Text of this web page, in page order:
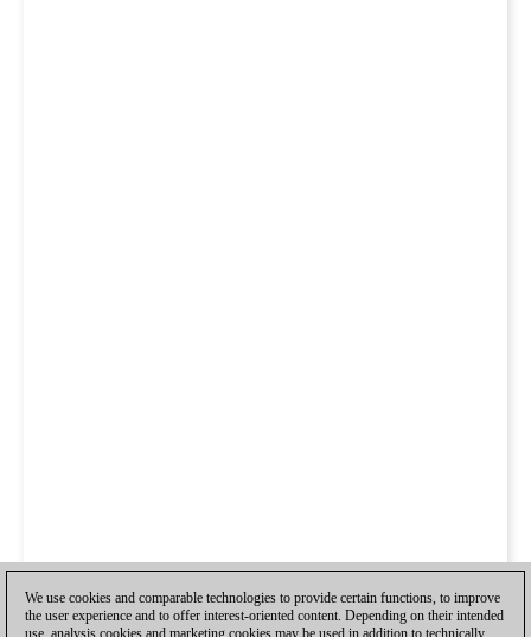
We use cookies and comparable technologies to provide certain functions, to improve
the user experience and to offer interest-oriented content. Depending on their intended
use, analysis cookies and marketing cookies may be used in addition to technically